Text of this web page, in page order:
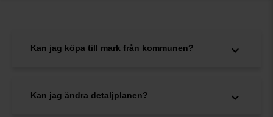
Kan jag köpa till mark från kommunen?
Kan jag ändra detaljplanen?